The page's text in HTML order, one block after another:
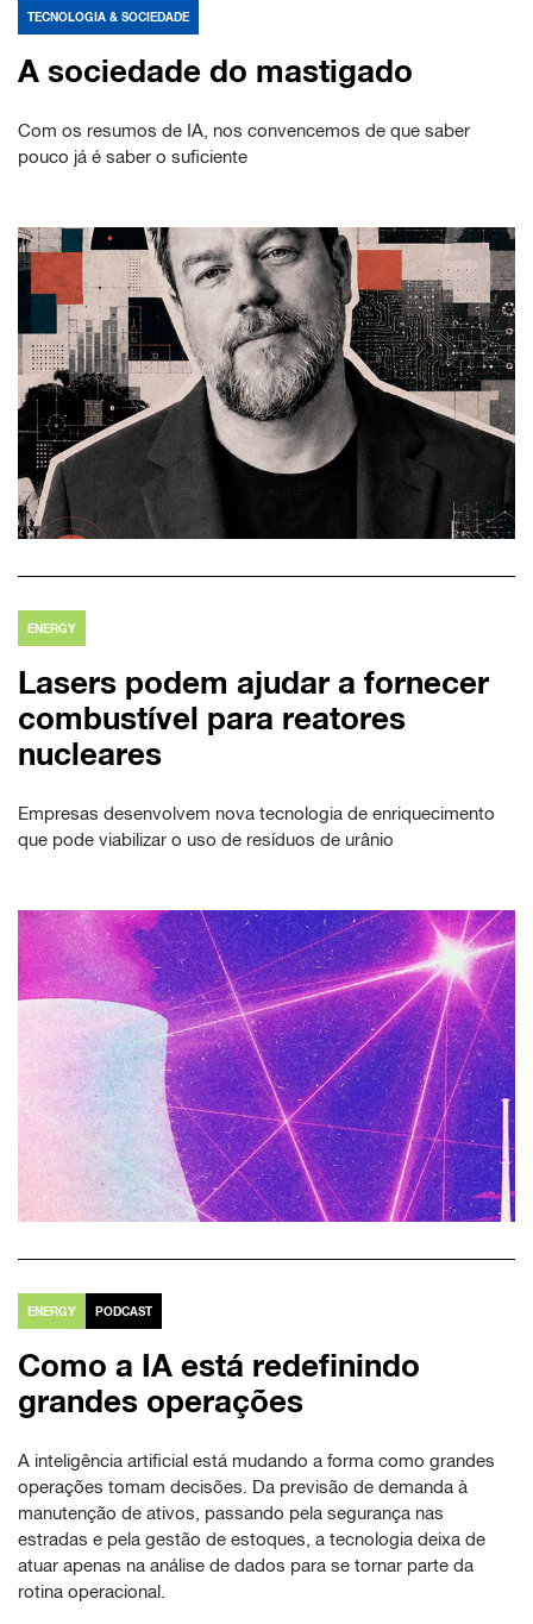
TECNOLOGIA & SOCIEDADE
A sociedade do mastigado
Com os resumos de IA, nos convencemos de que saber
pouco já é saber o suficiente
ENERGY
Lasers podem ajudar a fornecer
combustível para reatores
nucleares
Empresas desenvolvem nova tecnologia de enriquecimento
que pode viabilizar o uso de resíduos de urânio
ENERGY PODCAST
Como a IA está redefinindo
grandes operações
A inteligência artificial está mudando a forma como grandes
operações tomam decisões. Da previsão de demanda à
manutenção de ativos, passando pela segurança nas
estradas e pela gestão de estoques, a tecnologia deixa de
atuar apenas na análise de dados para se tornar parte da
rotina operacional.